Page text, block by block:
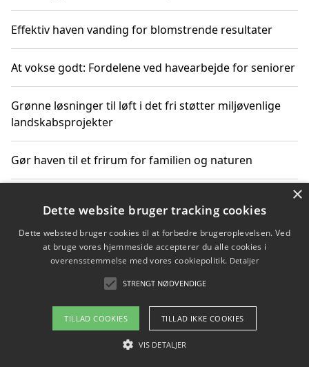
Effektiv haven vanding for blomstrende resultater
At vokse godt: Fordelene ved havearbejde for seniorer
Grønne løsninger til løft i det fri støtter miljøvenlige
landskabsprojekter
Gør haven til et frirum for familien og naturen
Om / kontakt
Blog Betingelser
×
Dette website bruger tracking cookies
Dette websted bruger cookies til at forbedre brugeroplevelsen. Ved
at bruge vores hjemmeside accepterer du alle cookies i
overensstemmelse med vores cookiepolitik. Detaljer
STRENGT NØDVENDIGE
TILLAD COOKIES TILLAD IKKE COOKIES
VIS DETALJER